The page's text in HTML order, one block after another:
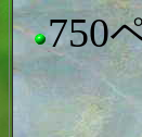
750